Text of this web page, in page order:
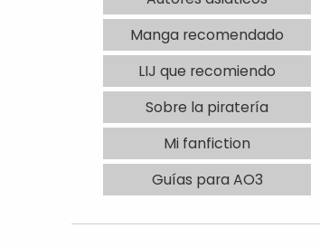
Manga recomendado
LIJ que recomiendo
Sobre la piratería
Mi fanfiction
Guías para AO3